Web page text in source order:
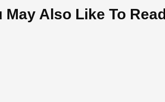
May Also Like To